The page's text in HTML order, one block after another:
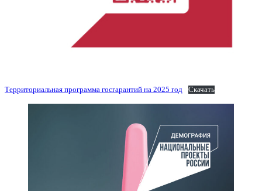
Территориальная программа госгарантий на 2025 год Скачать